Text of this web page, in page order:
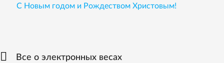
С Новым годом и Рождеством Христовым!
Все о электронных весах